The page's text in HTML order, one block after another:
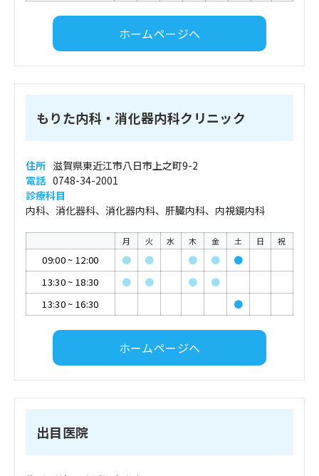
ホームページへ
もりた内科・消化器内科クリニック
住所 滋賀県東近江市八日市上之町9-2
電話 0748-34-2001
診療科目
内科、消化器科、消化器内科、肝臓内科、内視鏡内科
月 火 水 木 金 土 日 祝
09:00~ 12:00 ● ● ● ●
●
13:30~ 18:30 ● ● ●
●
13:30~ 16:30 ●
ホームページへ
出目医院